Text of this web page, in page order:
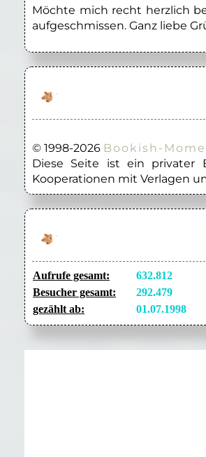
Möchte mich recht herzlich
aufgeschmissen. Ganz liebe
© 1998-2026 Bookish-
Diese Seite ist ein privater
Kooperationen mit Verlagen
Aufrufe gesamt:
632.812
Besucher gesamt:
292.479
gezählt ab:
01.07.1998